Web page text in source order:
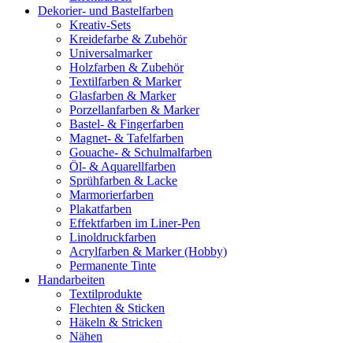
Dekorier- und Bastelfarben
Kreativ-Sets
Kreidefarbe & Zubehör
Universalmarker
Holzfarben & Zubehör
Textilfarben & Marker
Glasfarben & Marker
Porzellanfarben & Marker
Bastel- & Fingerfarben
Magnet- & Tafelfarben
Gouache- & Schulmalfarben
Öl- & Aquarellfarben
Sprühfarben & Lacke
Marmorierfarben
Plakatfarben
Effektfarben im Liner-Pen
Linoldruckfarben
Acrylfarben & Marker (Hobby)
Permanente Tinte
Handarbeiten
Textilprodukte
Flechten & Sticken
Häkeln & Stricken
Nähen